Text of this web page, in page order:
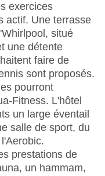
exercices
actif. Une terrasse
situé
une détente
faire de
sont proposés.
pourront
Fitness. L'hôtel
un large éventail
salle de sport, du
prestations de
un hammam,